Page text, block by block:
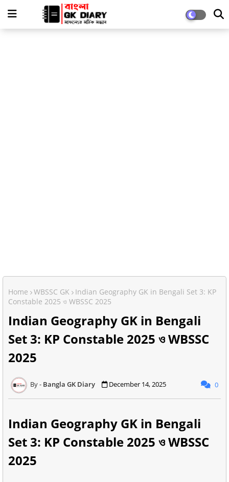
Home WBSSC GK
Indian Geography GK in Bengali Set 3: KP
Constable 2025 ও WBSSC 2025
Indian Geography GK in Bengali
Set 3: KP Constable 2025 ও WBSSC
2025
Bangla GK Diary December 14, 2025 0
Indian Geography GK in Bengali
Set 3: KP Constable 2025 ও WBSSC
2025